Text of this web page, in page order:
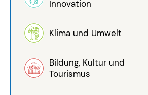
Innovation
Klima und Umwelt
Bildung, Kultur und
Tourismus